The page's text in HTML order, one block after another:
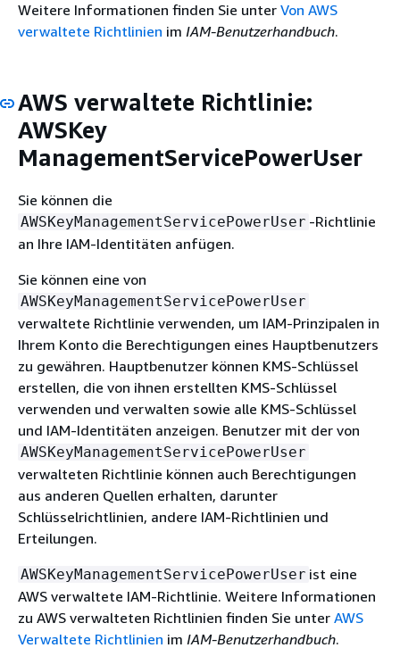
Weitere Informationen finden Sie unter Von AWS
verwaltete Richtlinien im IAM-Benutzerhandbuch.
AWS verwaltete Richtlinie:
AWSKey
ManagementServicePowerUser
Sie können die
AWSKeyManagementServicePowerUser -Richtlinie
an Ihre IAM-Identitäten anfügen.
Sie können eine von
AWSKeyManagementServicePowerUser
verwaltete Richtlinie verwenden, um IAM-Prinzipalen in
Ihrem Konto die Berechtigungen eines Hauptbenutzers
zu gewähren. Hauptbenutzer können KMS-Schlüssel
erstellen, die von ihnen erstellten KMS-Schlüssel
verwenden und verwalten sowie alle KMS-Schlüssel
und IAM-Identitäten anzeigen. Benutzer mit der von
AWSKeyManagementServicePowerUser
verwalteten Richtlinie können auch Berechtigungen
aus anderen Quellen erhalten, darunter
Schlüsselrichtlinien, andere IAM-Richtlinien und
Erteilungen.
AWSKeyManagementServicePowerUser ist eine
AWS verwaltete IAM-Richtlinie. Weitere Informationen
zu AWS verwalteten Richtlinien finden Sie unter AWS
Verwaltete Richtlinien im IAM-Benutzerhandbuch.